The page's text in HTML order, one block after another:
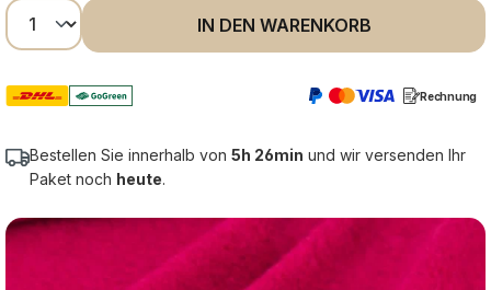
Produkt Anzahl: Gib den gewünschten
IN DEN WARENKORB
Rechnung
Bestellen Sie innerhalb von 5h 26min und wir versenden Ihr
Paket noch heute.